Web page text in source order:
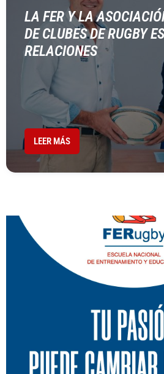
LA FER Y LA
DE CLUBES DE RUGBY
RELACIONES
LEER MÁS